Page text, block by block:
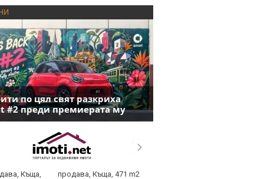
по цял свят разкриха
#2 преди премиерата му
продава, Къща, 471 m2